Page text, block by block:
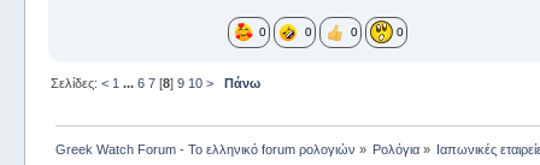
0 0 0 0
Σελίδες: < 1 ... 6 7[8] 9 10 > Πάνω
Greek Watch Forum - Το ελληνικό forum ρολογιών » Ρολόγια » Ιαπωνικές